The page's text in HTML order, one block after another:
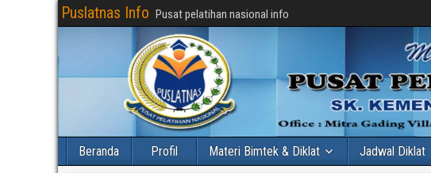
Puslatnas Info Pusat pelatihan nasional info
Beranda Profil Materi Bimtek & Diklat Jadwal Diklat